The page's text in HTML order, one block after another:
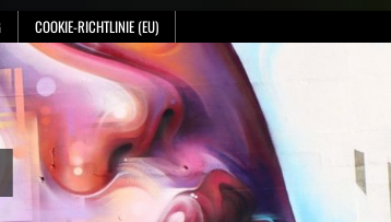
COOKIE-RICHTLINIE (EU)